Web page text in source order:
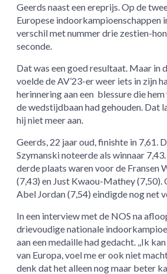
Geerds naast een ereprijs. Op de
Europese indoorkampioenschappen
verschil met nummer drie zestien-
seconde.
Dat was een goed resultaat. Maar in
voelde de AV’23-er weer iets in zijn
herinnering aan een blessure die
de wedstijdbaan had gehouden. Dat
hij niet meer aan.
Geerds, 22 jaar oud, finishte in 7,61.
Szymanski noteerde als winnaar
derde plaats waren voor de Fransen
(7,43) en Just Kwaou-Mathey (7,50).
Abel Jordan (7,54) eindigde nog net
In een interview met de NOS na
drievoudige nationale
aan een medaille had gedacht. ,,Ik
van Europa, voel me er ook niet
denk dat het alleen nog maar beter